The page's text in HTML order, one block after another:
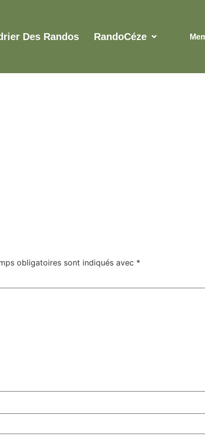
Des Randos RandoCéze
obligatoires sont indiqués avec *